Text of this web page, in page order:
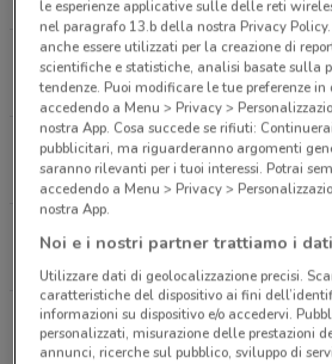
Via Campobello 159 Licata
1.5 km
Via Gela, 198/200 Licata
1.7 km
APERTO
Via G. Mazzini, 120
Via Venezia, 367 Gela
27.5 km
le esperienze applicative sulle delle reti
nel paragrafo 13.b della nostra Privacy
anche essere utilizzati per la creazione di
scientifiche e statistiche, analisi basate sulla
tendenze. Puoi modificare le tue preferenze
accedendo a Menu > Privacy >
nostra App. Cosa succede se rifiuti:
pubblicitari, ma riguarderanno argomenti
saranno rilevanti per i tuoi interessi. Potrai
accedendo a Menu > Privacy >
nostra App.
Noi e i nostri partner trattiamo i
Utilizzare dati di geolocalizzazione precisi.
caratteristiche del dispositivo ai fini
informazioni su dispositivo e/o accedervi.
personalizzati, misurazione delle prestazioni
annunci, ricerche sul pubblico, sviluppo di